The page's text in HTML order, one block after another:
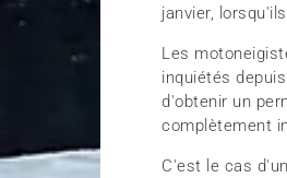
janvier,
Les
inquiétés
d'obtenir un
complètement
C'est le cas